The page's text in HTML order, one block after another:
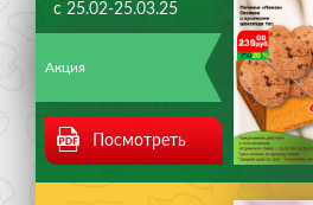
с 25.02-25.03.25
Акция
Посмотреть